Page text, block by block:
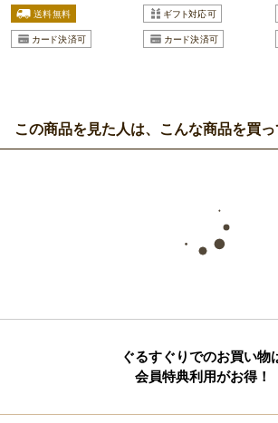
この商品を見た人は、こんな商品を買
ぐるすぐりでのお買い物
会員特典利用がお得！